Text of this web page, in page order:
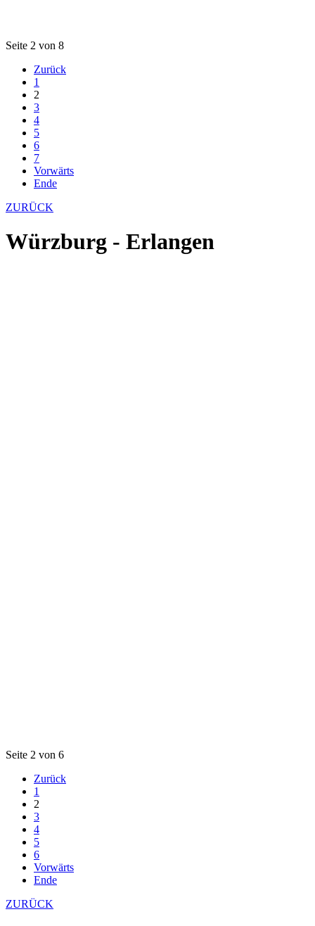
Seite 2 von 8
Zurück
1
2
3
4
5
6
7
Vorwärts
Ende
ZURÜCK
Würzburg - Erlangen
Seite 2 von 6
Zurück
1
2
3
4
5
6
Vorwärts
Ende
ZURÜCK